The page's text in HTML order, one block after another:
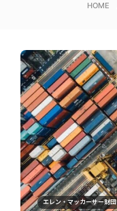
HOME
エレン・マッカーサー財団